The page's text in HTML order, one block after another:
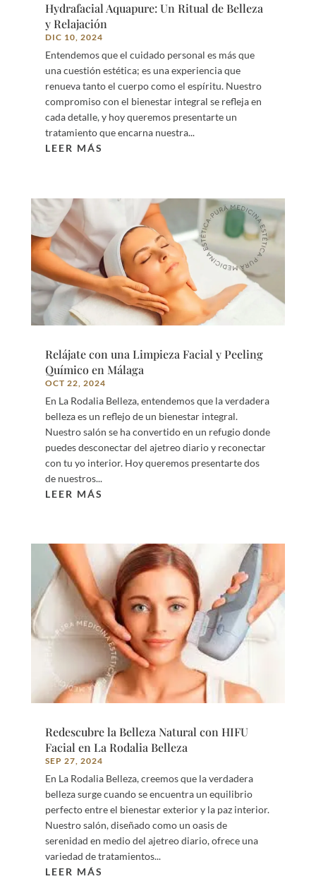
Hydrafacial Aquapure: Un Ritual de Belleza
y Relajación
DIC 10, 2024
Entendemos que el cuidado personal es más que
una cuestión estética; es una experiencia que
renueva tanto el cuerpo como el espíritu. Nuestro
compromiso con el bienestar integral se refleja en
cada detalle, y hoy queremos presentarte un
tratamiento que encarna nuestra...
LEER MÁS
Relájate con una Limpieza Facial y Peeling
Químico en Málaga
OCT 22, 2024
En La Rodalia Belleza, entendemos que la verdadera
belleza es un reflejo de un bienestar integral.
Nuestro salón se ha convertido en un refugio donde
puedes desconectar del ajetreo diario y reconectar
con tu yo interior. Hoy queremos presentarte dos
de nuestros...
LEER MÁS
Redescubre la Belleza Natural con HIFU
Facial en La Rodalia Belleza
SEP 27, 2024
En La Rodalia Belleza, creemos que la verdadera
belleza surge cuando se encuentra un equilibrio
perfecto entre el bienestar exterior y la paz interior.
Nuestro salón, diseñado como un oasis de
serenidad en medio del ajetreo diario, ofrece una
variedad de tratamientos...
LEER MÁS